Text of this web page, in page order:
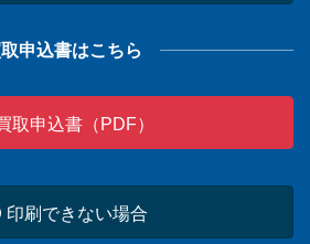
申込書はこちら
取申込書（PDF）
印刷できない場合